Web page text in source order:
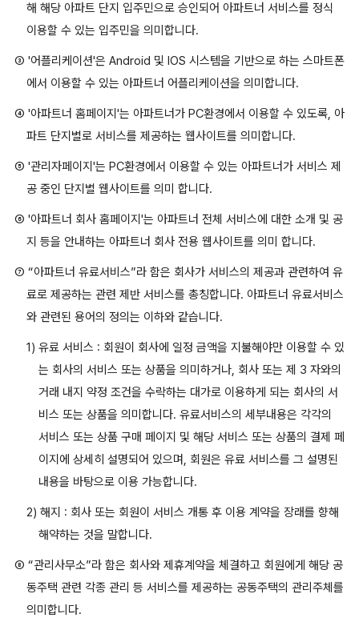
해 해당 아파트 단지 입주민으로 승인되어 아파트너 서비스를 정식
이용할 수 있는 입주민을 의미합니다.
③ '어플리케이션'은 Android 및 IOS 시스템을 기반으로 하는 스마트폰
에서 이용할 수 있는 아파트너 어플리케이션을 의미합니다.
④ '아파트너 홈페이지'는 아파트너가 PC환경에서 이용할 수 있도록, 아
파트 단지별로 서비스를 제공하는 웹사이트를 의미합니다.
⑤ '관리자페이지'는 PC환경에서 이용할 수 있는 아파트너가 서비스 제
공 중인 단지별 웹사이트를 의미 합니다.
⑥ '아파트너 회사 홈페이지'는 아파트너 전체 서비스에 대한 소개 및 공
지 등을 안내하는 아파트너 회사 전용 웹사이트를 의미 합니다.
⑦ “아파트너 유료서비스”라 함은 회사가 서비스의 제공과 관련하여 유
료로 제공하는 관련 제반 서비스를 총칭합니다. 아파트너 유료서비스
와 관련된 용어의 정의는 이하와 같습니다.
1) 유료 서비스 : 회원이 회사에 일정 금액을 지불해야만 이용할 수 있
는 회사의 서비스 또는 상품을 의미하거나, 회사 또는 제 3 자와의
거래 내지 약정 조건을 수락하는 대가로 이용하게 되는 회사의 서
비스 또는 상품을 의미합니다. 유료서비스의 세부내용은 각각의
서비스 또는 상품 구매 페이지 및 해당 서비스 또는 상품의 결제 페
이지에 상세히 설명되어 있으며, 회원은 유료 서비스를 그 설명된
내용을 바탕으로 이용 가능합니다.
2) 해지 : 회사 또는 회원이 서비스 개통 후 이용 계약을 장래를 향해
해약하는 것을 말합니다.
⑧ “관리사무소”라 함은 회사와 제휴계약을 체결하고 회원에게 해당 공
동주택 관련 각종 관리 등 서비스를 제공하는 공동주택의 관리주체를
의미합니다.